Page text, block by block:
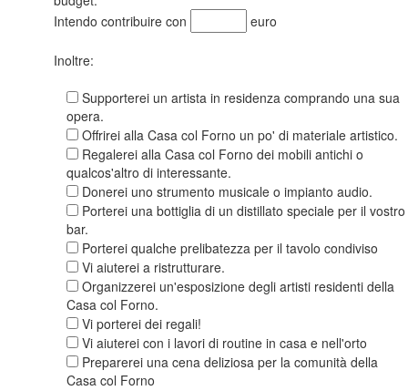
Intendo contribuire con
euro
Inoltre:
Supporterei un artista in residenza comprando una sua
opera.
Offrirei alla Casa col Forno un po' di materiale artistico.
Regalerei alla Casa col Forno dei mobili antichi o
qualcos'altro di interessante.
Donerei uno strumento musicale o impianto audio.
Porterei una bottiglia di un distillato speciale per il vostro
bar.
Porterei qualche prelibatezza per il tavolo condiviso
Vi aiuterei a ristrutturare.
Organizzerei un'esposizione degli artisti residenti della
Casa col Forno.
Vi porterei dei regali!
Vi aiuterei con i lavori di routine in casa e nell'orto
Preparerei una cena deliziosa per la comunità della
Casa col Forno